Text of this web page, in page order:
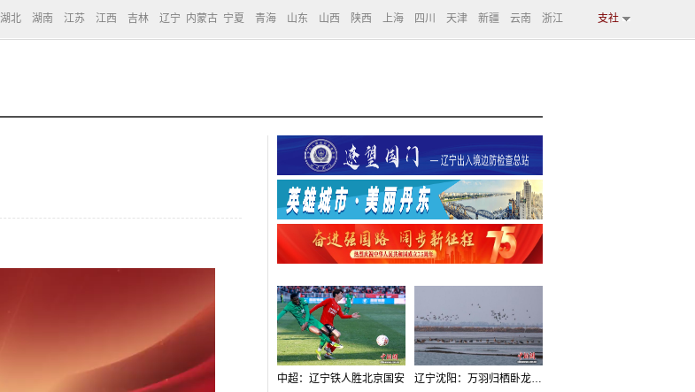
湖北 湖南 江苏 江西 吉林 辽宁 内蒙古 宁夏 青海 山东 山西 陕西 上海 四川 天津 新疆 云南 浙江 支社
中超：辽宁铁人胜北京国安 辽宁沈阳：万羽归栖卧龙湖看群鸟齐飞